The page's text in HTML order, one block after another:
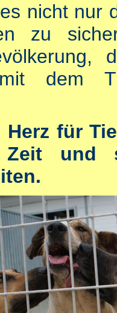
nicht nur
zu
dem
Herz für
Zeit und